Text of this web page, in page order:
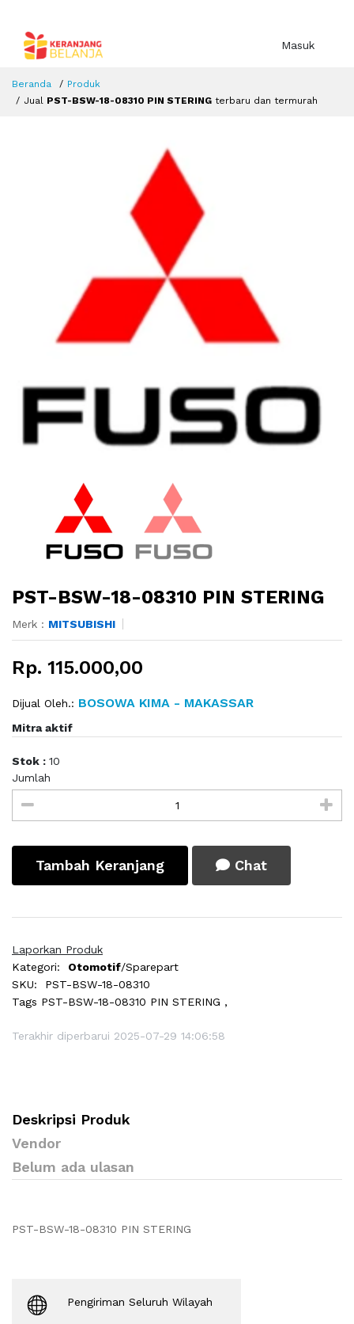
Masuk
Beranda
Produk
Jual PST-BSW-18-08310 PIN STERING terbaru dan termurah
PST-BSW-18-08310 PIN STERING
Merk : MITSUBISHI
Rp. 115.000,00
Dijual Oleh.: BOSOWA KIMA - MAKASSAR
Mitra aktif
Stok : 10
Jumlah
Tambah Keranjang Chat
Laporkan Produk
Kategori:
Otomotif/Sparepart
SKU:
PST-BSW-18-08310
Tags PST-BSW-18-08310 PIN STERING ,
Terakhir diperbarui 2025-07-29 14:06:58
Deskripsi Produk
Vendor
Belum ada ulasan
PST-BSW-18-08310 PIN STERING
Pengiriman Seluruh Wilayah